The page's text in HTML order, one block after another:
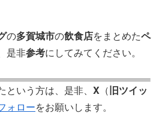
の多賀城市の飲食店をまとめたペ
是非参考にしてみてください。
という方は、是非、 X （旧ツイッ
ォローをお願いします。